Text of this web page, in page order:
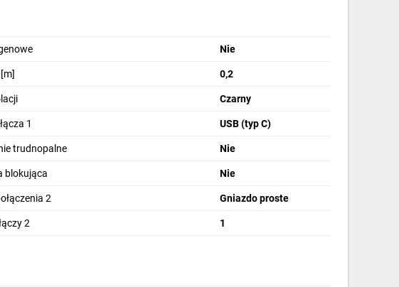
Nie
0,2
Czarny
1 USB (typ C)
trudnopalne Nie
blokująca Nie
2 Gniazdo proste
2 1